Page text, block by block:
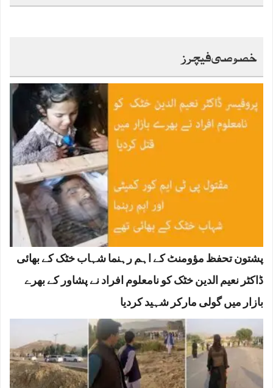
خصوصی فیچرز
پشتون تحفظ مؤومنٹ کے اہم رہنما شہاب خٹک کے بھائی
ڈاکٹر نعیم الدین خٹک کو نامعلوم افراد نے پشاور کے بھرے
بازار میں گولی مارکر شہید کردیا